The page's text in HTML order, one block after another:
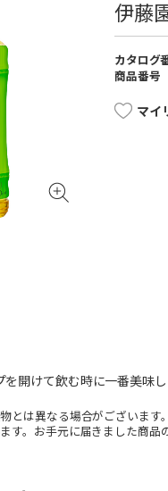
伊藤
カタログ
商品番号
マイ
開けて飲む時に一番美味
とは異なる場合がございま
す。お手元に届きました商品